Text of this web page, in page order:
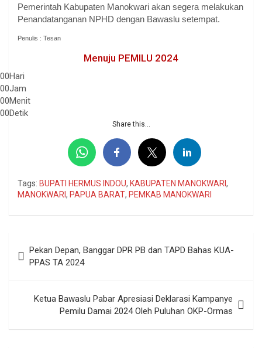
Pemerintah Kabupaten Manokwari akan segera melakukan
Penandatanganan NPHD dengan Bawaslu setempat.
Penulis : Tesan
Menuju PEMILU 2024
00Hari
00Jam
00Menit
00Detik
Share this...
Tags: BUPATI HERMUS INDOU, KABUPATEN MANOKWARI,
MANOKWARI, PAPUA BARAT, PEMKAB MANOKWARI
pos
Pekan Depan, Banggar DPR PB dan TAPD Bahas KUA-
PPAS TA 2024
Ketua Bawaslu Pabar Apresiasi Deklarasi Kampanye
Pemilu Damai 2024 Oleh Puluhan OKP-Ormas